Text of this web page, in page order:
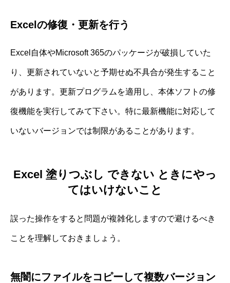
Excelの修復・更新を行う
Excel自体やMicrosoft 365のパッケージが破損していた
り、更新されていないと予期せぬ不具合が発生すること
があります。更新プログラムを適用し、本体ソフトの修
復機能を実行してみて下さい。特に最新機能に対応して
いないバージョンでは制限があることがあります。
Excel 塗りつぶし できない ときにやっ
てはいけないこと
誤った操作をすると問題が複雑化しますので避けるべき
ことを理解しておきましょう。
無闇にファイルをコピーして複数バージョン